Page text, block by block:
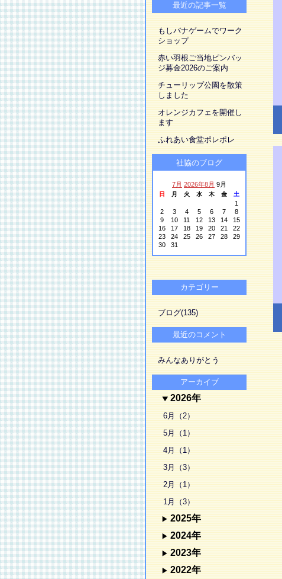
最近の記事一覧
もしバナゲームでワーク
ショップ
赤い羽根ご当地ピンバッ
ジ募金2026のご案内
チューリップ公園を散策
しました
オレンジカフェを開催し
ます
ふれあい食堂ポレポレ
社協のブログ
7月 2026年8月 9月
日 月 火 水 木 金 土
1
2
3 4 5 6 7
8
9
10 11 12 13 14
15
16
17 18 19 20 21
22
23
24 25 26 27 28
29
30
31
カテゴリー
ブログ(135)
最近のコメント
みんなありがとう
アーカイブ
2026年
6月（2）
5月（1）
4月（1）
3月（3）
2月（1）
1月（3）
2025年
2024年
2023年
2022年